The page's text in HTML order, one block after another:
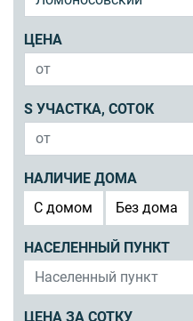
ЦЕНА
S УЧАСТКА, СОТОК
НАЛИЧИЕ ДОМА
C домом
Без дома
НАСЕЛЕННЫЙ ПУНКТ
ЦЕНА ЗА СОТКУ